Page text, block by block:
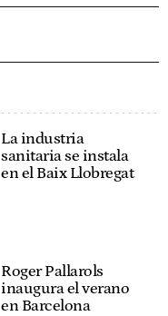
La industria
sanitaria se instala
en el Baix Llobregat
Roger Pallarols
inaugura el verano
en Barcelona